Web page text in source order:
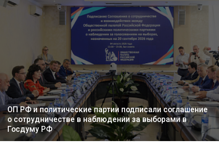
ОП РФ и политические партии подписали соглашение
о сотрудничестве в наблюдении за выборами в
Госдуму РФ